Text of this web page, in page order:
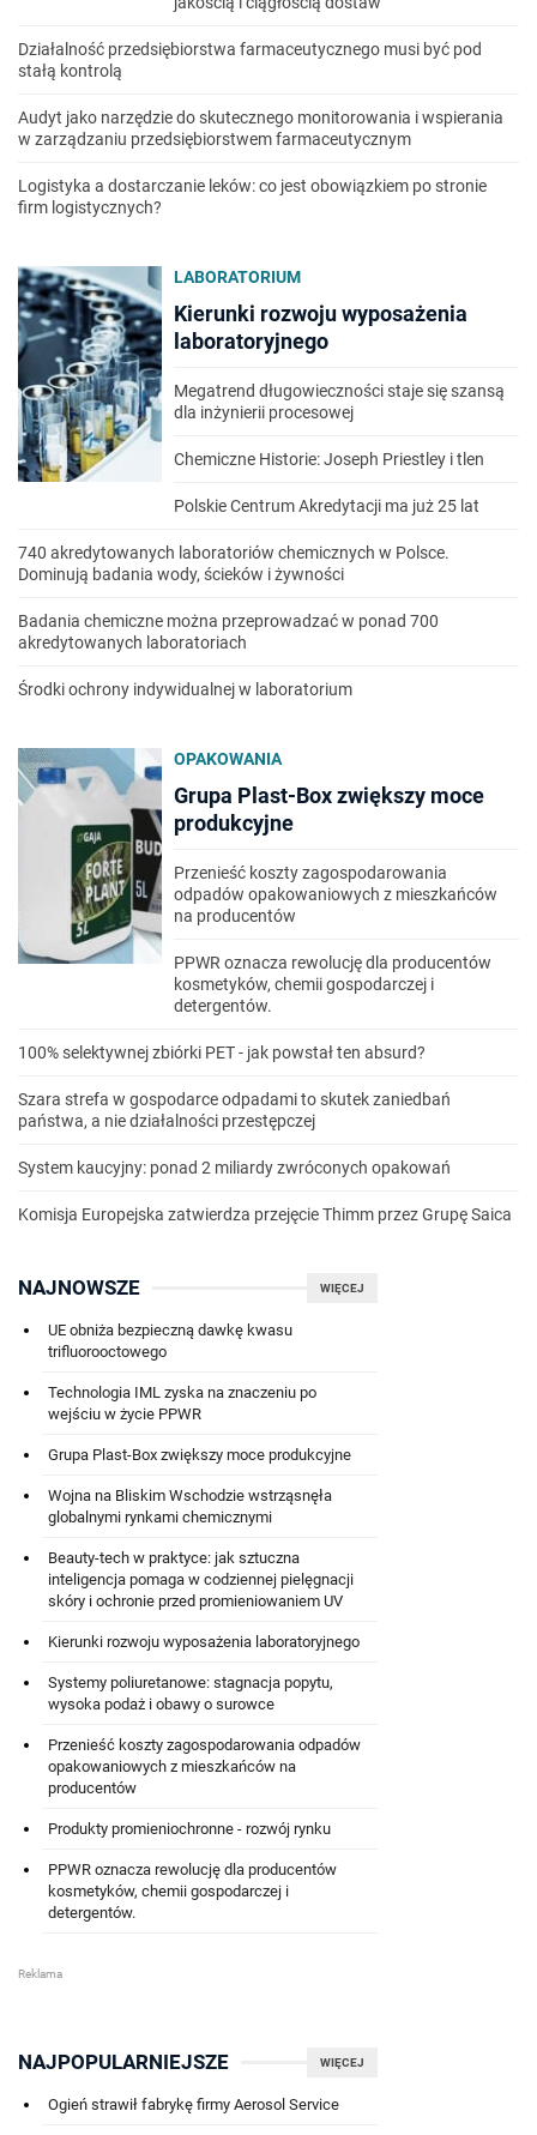
Działalność przedsiębiorstwa farmaceutycznego musi być pod
stałą kontrolą
Audyt jako narzędzie do skutecznego monitorowania i wspierania
w zarządzaniu przedsiębiorstwem farmaceutycznym
Logistyka a dostarczanie leków: co jest obowiązkiem po stronie
firm logistycznych?
LABORATORIUM
Kierunki rozwoju wyposażenia
laboratoryjnego
Megatrend długowieczności staje się szansą
dla inżynierii procesowej
Chemiczne Historie: Joseph Priestley i tlen
Polskie Centrum Akredytacji ma już 25 lat
740 akredytowanych laboratoriów chemicznych w Polsce.
Dominują badania wody, ścieków i żywności
Badania chemiczne można przeprowadzać w ponad 700
akredytowanych laboratoriach
Środki ochrony indywidualnej w laboratorium
OPAKOWANIA
Grupa Plast-Box zwiększy moce
produkcyjne
Przenieść koszty zagospodarowania
odpadów opakowaniowych z mieszkańców
na producentów
PPWR oznacza rewolucję dla producentów
kosmetyków, chemii gospodarczej i
detergentów.
100% selektywnej zbiórki PET - jak powstał ten absurd?
Szara strefa w gospodarce odpadami to skutek zaniedbań
państwa, a nie działalności przestępczej
System kaucyjny: ponad 2 miliardy zwróconych opakowań
Komisja Europejska zatwierdza przejęcie Thimm przez Grupę Saica
WIĘCEJ
NAJNOWSZE
UE obniża bezpieczną dawkę kwasu
trifluorooctowego
Technologia IML zyska na znaczeniu po
wejściu w życie PPWR
Grupa Plast-Box zwiększy moce produkcyjne
Wojna na Bliskim Wschodzie wstrząsnęła
globalnymi rynkami chemicznymi
Beauty-tech w praktyce: jak sztuczna
inteligencja pomaga w codziennej pielęgnacji
skóry i ochronie przed promieniowaniem UV
Kierunki rozwoju wyposażenia laboratoryjnego
Systemy poliuretanowe: stagnacja popytu,
wysoka podaż i obawy o surowce
Przenieść koszty zagospodarowania odpadów
opakowaniowych z mieszkańców na
producentów
Produkty promieniochronne - rozwój rynku
PPWR oznacza rewolucję dla producentów
kosmetyków, chemii gospodarczej i
detergentów.
WIĘCEJ
NAJPOPULARNIEJSZE
Ogień strawił fabrykę firmy Aerosol Service